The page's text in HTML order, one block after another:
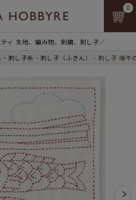
ィ 生地、編み物、刺繍、刺し子／
0
刺し子糸 刺し子（ふきん） 刺し子 端午